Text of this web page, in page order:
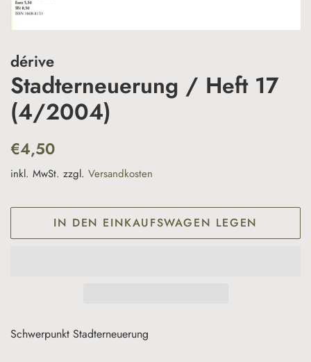
dérive
Stadterneuerung / Heft 17
(4/2004)
Normaler
€4,50
inkl. MwSt. zzgl. Versandkosten
IN DEN EINKAUFSWAGEN LEGEN
Schwerpunkt Stadterneuerung